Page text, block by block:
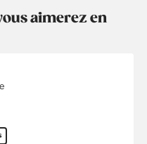
aimerez en